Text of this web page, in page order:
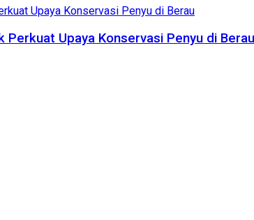
Perkuat Upaya Konservasi Penyu di Berau